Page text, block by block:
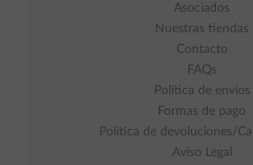
Asociados
Nuestras tiendas
Contacto
FAQs
Política de envíos
Formas de pago
Política de devoluciones/
Aviso Legal